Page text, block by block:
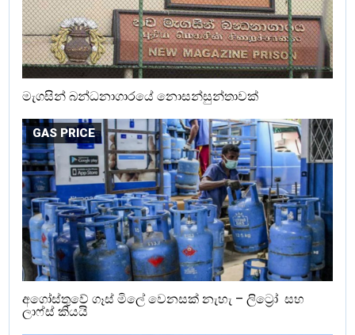
මැගසින් බන්ධනාගාරයේ නොසන්සුන්තාවක්
GAS PRICE
අගෝස්තුවේ ගෑස් මිලේ වෙනසක් නැහැ – ලිට්‍රෝ සහ
ලාෆ්ස් කියයි